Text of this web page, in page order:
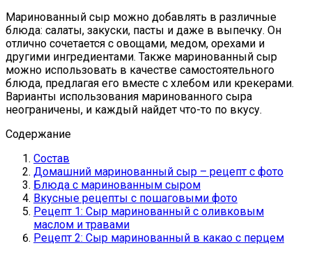
Маринованный сыр можно добавлять в различные
блюда: салаты, закуски, пасты и даже в выпечку. Он
отлично сочетается с овощами, медом, орехами и
другими ингредиентами. Также маринованный сыр
можно использовать в качестве самостоятельного
блюда, предлагая его вместе с хлебом или крекерами.
Варианты использования маринованного сыра
неограничены, и каждый найдет что-то по вкусу.
Содержание
Состав
Домашний маринованный сыр – рецепт с фото
Блюда с маринованным сыром
Вкусные рецепты с пошаговыми фото
Рецепт 1: Сыр маринованный с оливковым
маслом и травами
Рецепт 2: Сыр маринованный в какао с перцем